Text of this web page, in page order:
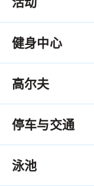
活动
健身中心
高尔夫
停车与交通
泳池